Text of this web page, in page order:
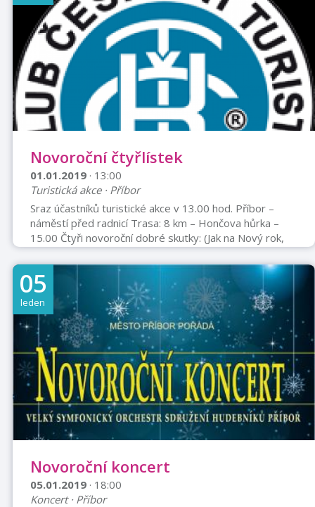
Novoroční čtyřlístek
01.01.2019 · 13:00
Turistická akce · Příbor
Sraz účastníků turistické akce v 13.00 hod. Příbor –
náměstí před radnicí Trasa: 8 km – Hončova hůrka –
15.00 Čtyři novoroční dobré skutky: (Jak na Nový rok,
tak po celý rok – staré české přísloví) 1. Překonej svou
pohodlnost – jdi na Nový rok na výlet (procházku) 2.
Učiň něco pro své okolí – pozvi alespoň jednoho ze
svého okolí na tento výlet 3. Poznej, kde žiješ – projdi
maličký kousek vlasti a poznej ho vlastními smysl 4.
Přispěj potřebným – částkou od 20 Kč výše na
sbírkové konto, vyhl ...
05
leden
Novoroční koncert
05.01.2019 · 18:00
Koncert · Příbor